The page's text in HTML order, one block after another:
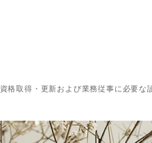
資格取得・更新および業務従事に必要な